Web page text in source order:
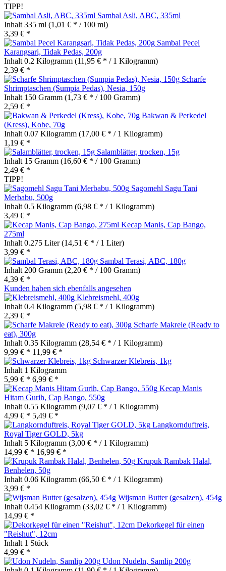
TIPP!
Sambal Asli, ABC, 335ml
Inhalt 335 ml (1,01 € * / 100 ml)
3,39 € *
Sambal Pecel
Karangsari, Tidak Pedas, 200g
Inhalt 0.2 Kilogramm (11,95 € * / 1 Kilogramm)
2,39 € *
Scharfe
Shrimptaschen (Sumpia Pedas), Nesia, 150g
Inhalt 150 Gramm (1,73 € * / 100 Gramm)
2,59 € *
Bakwan & Perkedel
(Kress), Kobe, 70g
Inhalt 0.07 Kilogramm (17,00 € * / 1 Kilogramm)
1,19 € *
Salamblätter, trocken, 15g
Inhalt 15 Gramm (16,60 € * / 100 Gramm)
2,49 € *
TIPP!
Sagomehl Sagu Tani
Merbabu, 500g
Inhalt 0.5 Kilogramm (6,98 € * / 1 Kilogramm)
3,49 € *
Kecap Manis, Cap Bango,
275ml
Inhalt 0.275 Liter(14,51 € * / 1 Liter)
3,99 € *
Sambal Terasi, ABC, 180g
Inhalt 200 Gramm (2,20 € * / 100 Gramm)
4,39 € *
Kunden haben sich ebenfalls angesehen
Klebreismehl, 400g
Inhalt 0.4 Kilogramm (5,98 € * / 1 Kilogramm)
2,39 € *
Scharfe Makrele (Ready to
eat), 300g
Inhalt 0.35 Kilogramm (28,54 € * / 1 Kilogramm)
9,99 € * 11,99 € *
Schwarzer Klebreis, 1kg
Inhalt 1 Kilogramm
5,99 € * 6,99 € *
Kecap Manis
Hitam Gurih, Cap Bango, 550g
Inhalt 0.55 Kilogramm (9,07 € * / 1 Kilogramm)
4,99 € * 5,49 € *
Langkornduftreis,
Royal Tiger GOLD, 5kg
Inhalt 5 Kilogramm (3,00 € * / 1 Kilogramm)
14,99 € * 16,99 € *
Krupuk Rambak Halal,
Benhelen, 50g
Inhalt 0.06 Kilogramm (66,50 € * / 1 Kilogramm)
3,99 € *
Wijsman Butter (gesalzen), 454g
Inhalt 0.454 Kilogramm (33,02 € * / 1 Kilogramm)
14,99 € *
Dekorkegel für einen
"Reishut", 12cm
Inhalt 1 Stück
4,99 € *
Udon Nudeln, Samlip 200g